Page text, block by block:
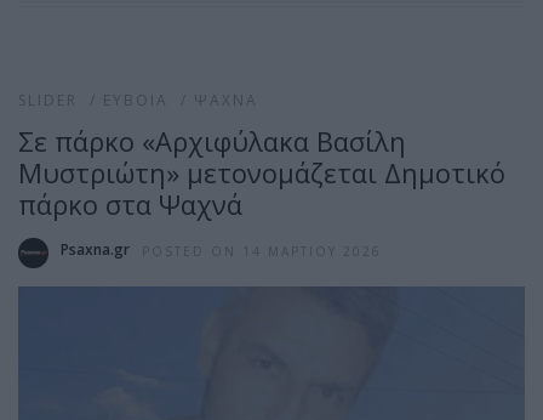
SLIDER ΕΎΒΟΙΑ ΨΑΧΝΆ
Σε πάρκο «Αρχιφύλακα Βασίλη
Μυστριώτη» μετονομάζεται Δημοτικό
πάρκο στα Ψαχνά
Psaxna.gr POSTED ON 14 ΜΑΡΤΊΟΥ 2026